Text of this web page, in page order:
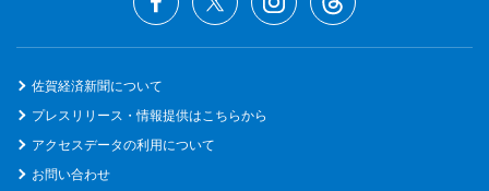
佐賀経済新聞について
プレスリリース・情報提供はこちらから
アクセスデータの利用について
お問い合わせ